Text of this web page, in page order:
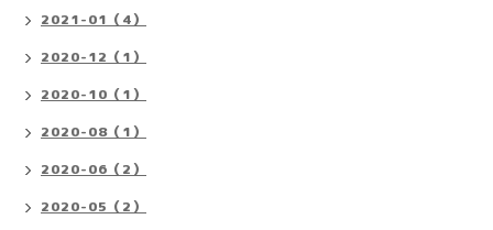
2021-01（4）
2020-12（1）
2020-10（1）
2020-08（1）
2020-06（2）
2020-05（2）